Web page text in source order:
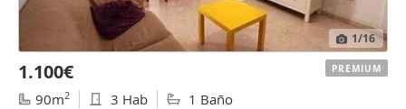
1/16
1.100€
90m2 3 Hab 1 Baño
PREMIUM